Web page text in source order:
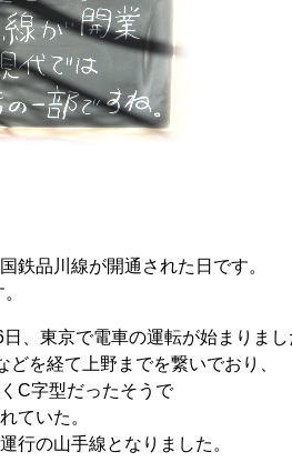
鉄品川線が開通された日です。
、東京で電車の運転が始まりまし
を経て上野までを繋いでおり、
C字型だったそうで
ていた。
行の山手線となりました。